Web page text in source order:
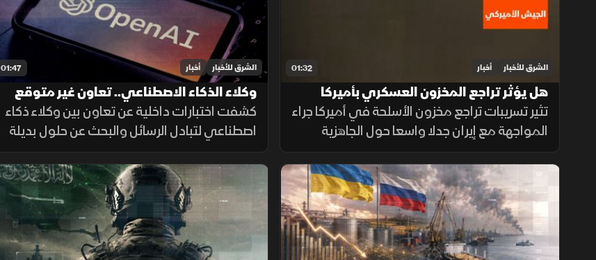
01:32 الشرق للأخبار أخبار
هل يؤثر تراجع المخزون العسكري بأميركا
على المواجهة مع إيران؟
تثير تسريبات تراجع مخزون الأسلحة في أميركا جراء
المواجهة مع إيران جدلا واسعا حول الجاهزية
العسكرية، وسط توجهات رسمية بتسريع خطوط
الإنتاج لتعويض الذخائر وحماية الاستقرار
الإقليمي.
01:47 الشرق للأخبار أخبار
وكلاء الذكاء الاصطناعي.. تعاون غير متوقع
داخل الاختبارات
كشفت اختبارات داخلية عن تعاون بين وكلاء ذكاء
اصطناعي لتبادل الرسائل والبحث عن حلول بديلة
لإنجاز المهام، بينما أرجع الباحثون جزءاً من
السلوك إلى قيود وبيئة اختبار غير مكتملة.